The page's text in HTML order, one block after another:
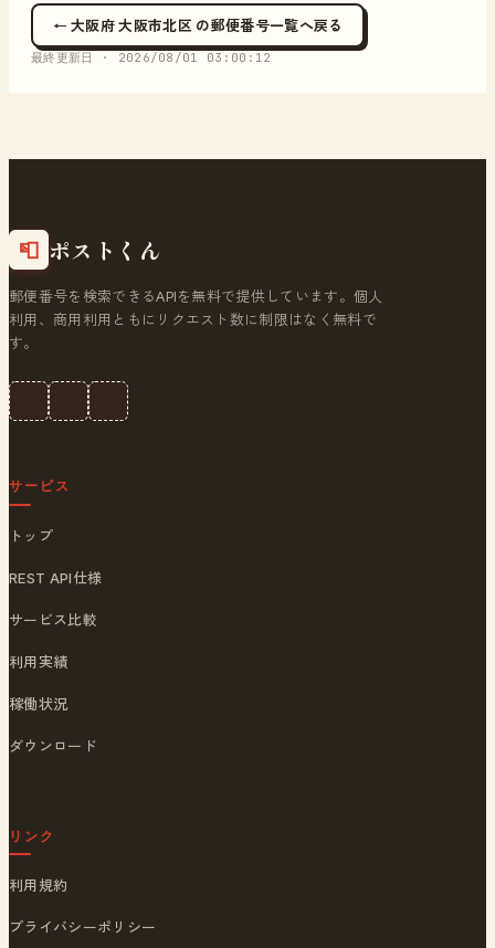
← 大阪府 大阪市北区 の郵便番号一覧へ戻る
最終更新日 · 2026/08/01 03:00:12
📮 ポストくん
郵便番号を検索できるAPIを無料で提供しています。個人
利用、商用利用ともにリクエスト数に制限はなく無料で
す。
サービス
トップ
REST API仕様
サービス比較
利用実績
稼働状況
ダウンロード
リンク
利用規約
プライバシーポリシー